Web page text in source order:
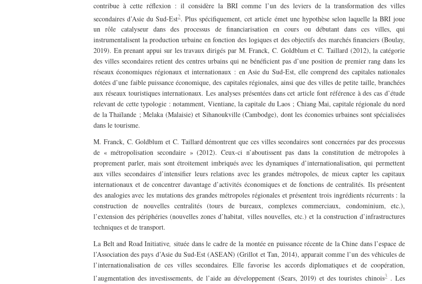
contribue à cette réflexion : il considère la BRI comme l’un des leviers de la transformation des villes
secondaires d’Asie du Sud-Est2. Plus spécifiquement, cet article émet une hypothèse selon laquelle la BRI joue
un rôle catalyseur dans des processus de financiarisation en cours ou débutant dans ces villes, qui
instrumentalisent la production urbaine en fonction des logiques et des objectifs des marchés financiers (Boulay,
2019). En prenant appui sur les travaux dirigés par M. Franck, C. Goldblum et C. Taillard (2012), la catégorie
des villes secondaires retient des centres urbains qui ne bénéficient pas d’une position de premier rang dans les
réseaux économiques régionaux et internationaux : en Asie du Sud-Est, elle comprend des capitales nationales
dotées d’une faible puissance économique, des capitales régionales, ainsi que des villes de petite taille, branchées
aux réseaux touristiques internationaux. Les analyses présentées dans cet article font référence à des cas d’étude
relevant de cette typologie : notamment, Vientiane, la capitale du Laos ; Chiang Mai, capitale régionale du nord
de la Thaïlande ; Melaka (Malaisie) et Sihanoukville (Cambodge), dont les économies urbaines sont spécialisées
dans le tourisme.
M. Franck, C. Goldblum et C. Taillard démontrent que ces villes secondaires sont concernées par des processus
de « métropolisation secondaire » (2012). Ceux-ci n’aboutissent pas dans la constitution de métropoles à
proprement parler, mais sont étroitement imbriqués avec les dynamiques d’internationalisation, qui permettent
aux villes secondaires d’intensifier leurs relations avec les grandes métropoles, de mieux capter les capitaux
internationaux et de concentrer davantage d’activités économiques et de fonctions de centralités. Ils présentent
des analogies avec les mutations des grandes métropoles régionales et présentent trois ingrédients récurrents : la
construction de nouvelles centralités (tours de bureaux, complexes commerciaux, condominium, etc.),
l’extension des périphéries (nouvelles zones d’habitat, villes nouvelles, etc.) et la construction d’infrastructures
techniques et de transport.
La Belt and Road Initiative,située dans le cadre de la montée en puissance récente de la Chine dans l’espace de
l’Association des pays d’Asie du Sud-Est (ASEAN) (Grillot et Tan, 2014), apparait comme l’un des véhicules de
l’internationalisation de ces villes secondaires. Elle favorise les accords diplomatiques et de coopération,
l’augmentation des investissements, de l’aide au développement (Sears, 2019) et des touristes chinois3 . Les